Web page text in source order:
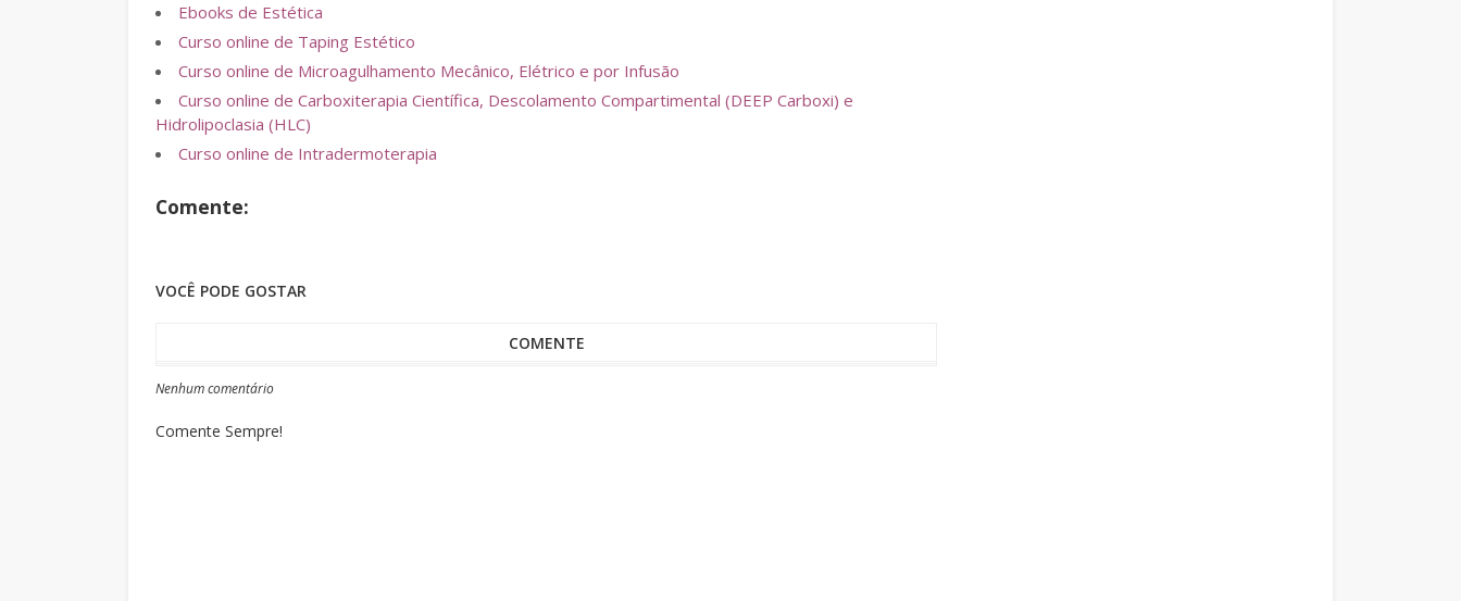
Ebooks de Estética
Curso online de Taping Estético
Curso online de Microagulhamento Mecânico, Elétrico e por Infusão
Curso online de Carboxiterapia Científica, Descolamento Compartimental (DEEP Carboxi) e
Hidrolipoclasia (HLC)
Curso online de Intradermoterapia
Comente:
VOCÊ PODE GOSTAR
COMENTE
Nenhum comentário
Comente Sempre!